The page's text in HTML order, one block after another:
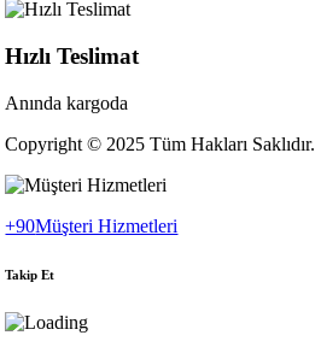
Hızlı Teslimat
Anında kargoda
Copyright © 2025 Tüm Hakları Saklıdır.
+90Müşteri Hizmetleri
Takip Et